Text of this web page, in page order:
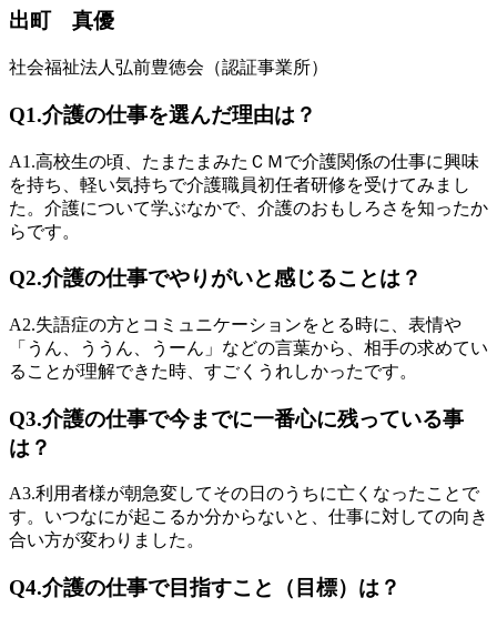
出町 真優
社会福祉法人弘前豊徳会（認証事業所）
Q1.介護の仕事を選んだ理由は？
A1.高校生の頃、たまたまみたＣＭで介護関係の仕事に興味
を持ち、軽い気持ちで介護職員初任者研修を受けてみまし
た。介護について学ぶなかで、介護のおもしろさを知ったか
らです。
Q2.介護の仕事でやりがいと感じることは？
A2.失語症の方とコミュニケーションをとる時に、表情や
「うん、ううん、うーん」などの言葉から、相手の求めてい
ることが理解できた時、すごくうれしかったです。
Q3.介護の仕事で今までに一番心に残っている事
は？
A3.利用者様が朝急変してその日のうちに亡くなったことで
す。いつなにが起こるか分からないと、仕事に対しての向き
合い方が変わりました。
Q4.介護の仕事で目指すこと（目標）は？